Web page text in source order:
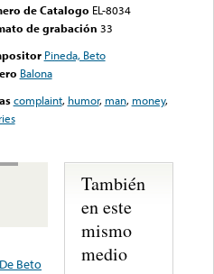
de Catalogo EL-8034
de grabación 33
Pineda, Beto
Balona
complaint, humor, man, money,
Beto
También
en este
mismo
medio